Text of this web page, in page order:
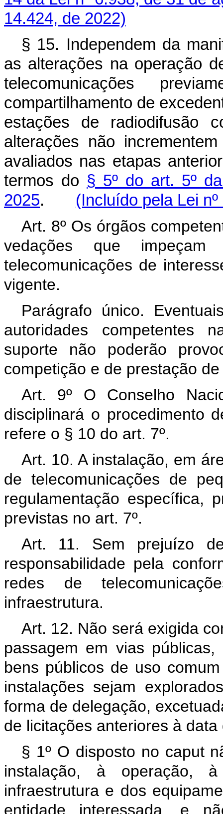
14.424, de 2022)
§ 15. Independem da
as alterações na operação
telecomunicações
compartilhamento de
estações de radiodifusão
alterações não
avaliados nas etapas
termos do § 5º do art. 5º
2025. (Incluído pela Lei
Art. 8º Os órgãos
vedações que
telecomunicações de
vigente.
Parágrafo único.
autoridades competentes
suporte não poderão
competição e de prestação
Art. 9º O Conselho
disciplinará o procedimento
refere o § 10 do art. 7º.
Art. 10. A instalação, em
de telecomunicações de
regulamentação específica,
previstas no art. 7º.
Art. 11. Sem prejuízo
responsabilidade pela
redes de
infraestrutura.
Art. 12. Não será exigida
passagem em vias
bens públicos de uso
instalações sejam
forma de delegação,
de licitações anteriores à
§ 1º O disposto no caput
instalação, à operação,
infraestrutura e dos
entidade interessada, e